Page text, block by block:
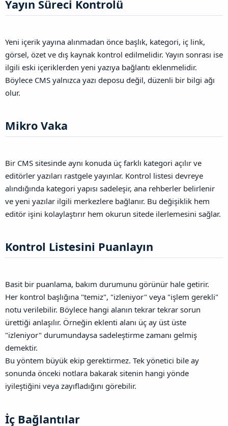
Yayın Süreci Kontrolü​
Yeni içerik yayına alınmadan önce başlık, kategori, iç link,
görsel, özet ve dış kaynak kontrol edilmelidir. Yayın sonrası ise
ilgili eski içeriklerden yeni yazıya bağlantı eklenmelidir.
Böylece CMS yalnızca yazı deposu değil, düzenli bir bilgi ağı
olur.
Mikro Vaka​
Bir CMS sitesinde aynı konuda üç farklı kategori açılır ve
editörler yazıları rastgele yayınlar. Kontrol listesi devreye
alındığında kategori yapısı sadeleşir, ana rehberler belirlenir
ve yeni yazılar ilgili merkezlere bağlanır. Bu değişiklik hem
editör işini kolaylaştırır hem okurun sitede ilerlemesini sağlar.
Kontrol Listesini Puanlayın​
Basit bir puanlama, bakım durumunu görünür hale getirir.
Her kontrol başlığına "temiz", "izleniyor" veya "işlem gerekli"
notu verilebilir. Böylece hangi alanın tekrar tekrar sorun
ürettiği anlaşılır. Örneğin eklenti alanı üç ay üst üste
"izleniyor" durumundaysa sadeleştirme zamanı gelmiş
demektir.
Bu yöntem büyük ekip gerektirmez. Tek yönetici bile ay
sonunda önceki notlara bakarak sitenin hangi yönde
iyileştiğini veya zayıfladığını görebilir.
İç Bağlantılar​